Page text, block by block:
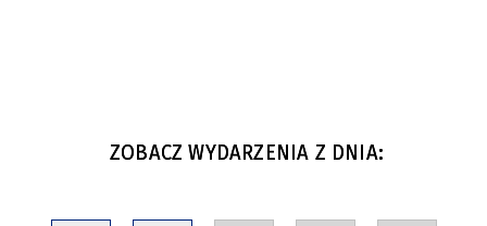
ZOBACZ WYDARZENIA Z DNIA: